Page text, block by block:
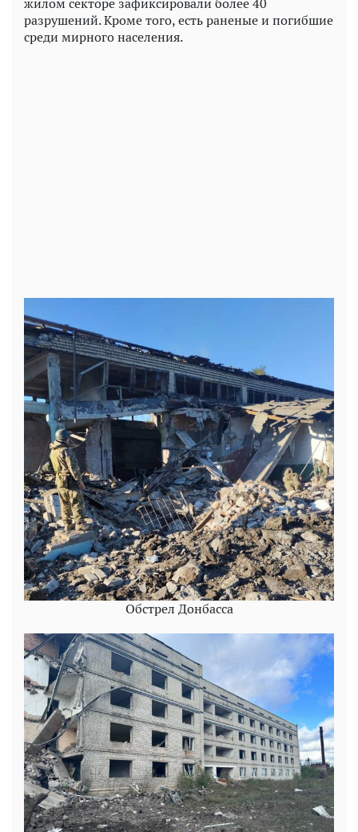
разрушений. Кроме того, есть раненые и погибшие
среди мирного населения.
Обстрел Донбасса